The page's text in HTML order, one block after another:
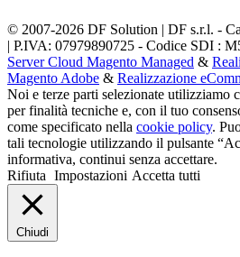
© 2007-2026 DF Solution | DF s.r.l. -
| P.IVA: 07979890725 - Codice SDI :
Server Cloud Magento Managed &
Magento Adobe & Realizzazione
Noi e terze parti selezionate utilizziamo
per finalità tecniche e, con il tuo
come specificato nella cookie policy.
tali tecnologie utilizzando il pulsante
informativa, continui senza accettare.
Rifiuta Impostazioni Accetta tutti
Chiudi